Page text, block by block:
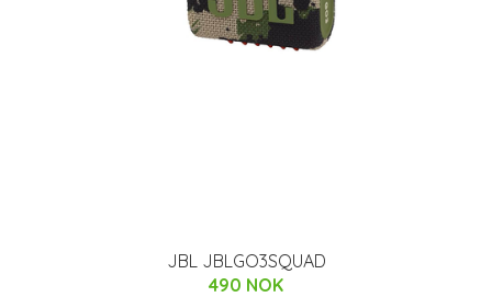
JBL JBLGO3SQUAD
490 NOK